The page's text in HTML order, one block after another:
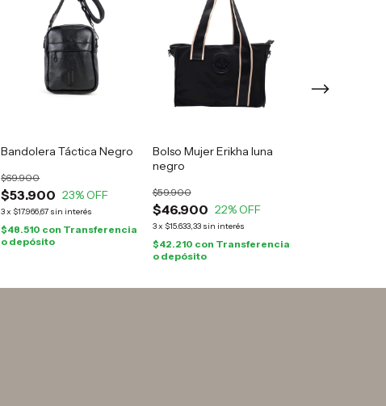
Bandolera Táctica Negro
$53.900
$69.900
23% OFF
3x $17.966,67 sin interés
$48.510 con Transferencia
o depósito
Bolso Mujer Erikha luna
negro
$46.900
$59.900
22% OFF
3x $15.633,33 sin interés
$42.210 con Transferencia
o depósito